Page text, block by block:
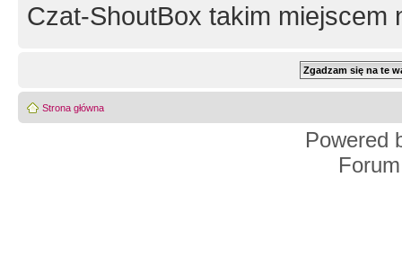
Czat-ShoutBox takim miejscem
Strona główna
Powered